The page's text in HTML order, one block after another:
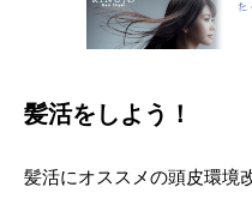
髪活をしよう！
髪活にオススメの頭皮環境